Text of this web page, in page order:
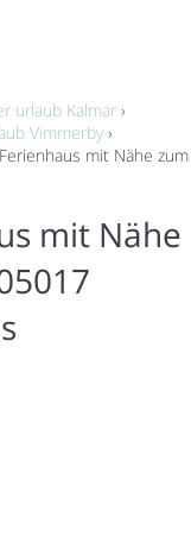
urlaub Kalmar ›
Vimmerby ›
mit Nähe zum
mit Nähe